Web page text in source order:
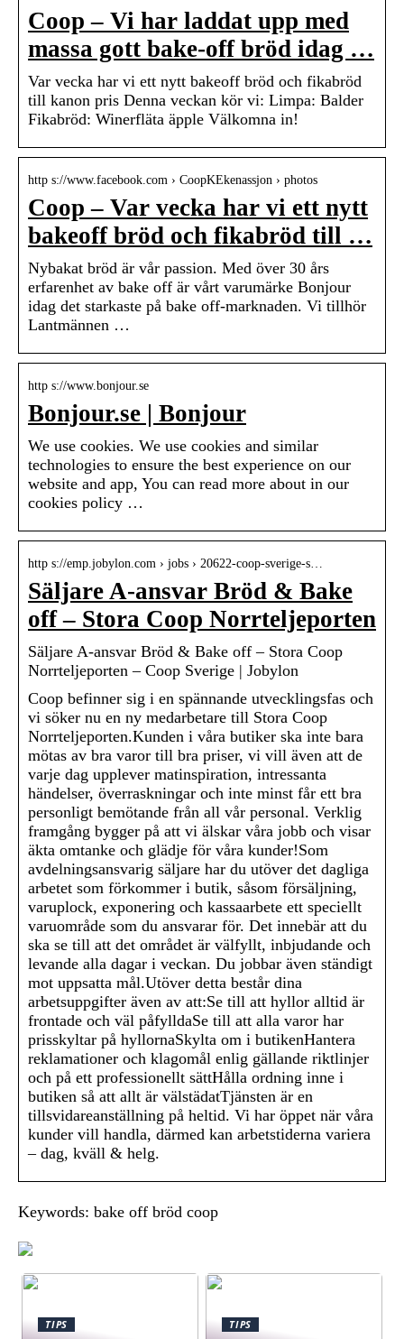
Coop – Vi har laddat upp med
massa gott bake-off bröd idag …
Var vecka har vi ett nytt bakeoff bröd och fikabröd
till kanon pris Denna veckan kör vi: Limpa: Balder
Fikabröd: Winerfläta äpple Välkomna in!
http s://www.facebook.com › CoopKEkenassjon › photos
Coop – Var vecka har vi ett nytt
bakeoff bröd och fikabröd till …
Nybakat bröd är vår passion. Med över 30 års
erfarenhet av bake off är vårt varumärke Bonjour
idag det starkaste på bake off-marknaden. Vi tillhör
Lantmännen …
http s://www.bonjour.se
Bonjour.se | Bonjour
We use cookies. We use cookies and similar
technologies to ensure the best experience on our
website and app, You can read more about in our
cookies policy …
http s://emp.jobylon.com › jobs › 20622-coop-sverige-s…
Säljare A-ansvar Bröd & Bake
off – Stora Coop Norrteljeporten
Säljare A-ansvar Bröd & Bake off – Stora Coop
Norrteljeporten – Coop Sverige | Jobylon
Coop befinner sig i en spännande utvecklingsfas och
vi söker nu en ny medarbetare till Stora Coop
Norrteljeporten.Kunden i våra butiker ska inte bara
mötas av bra varor till bra priser, vi vill även att de
varje dag upplever matinspiration, intressanta
händelser, överraskningar och inte minst får ett bra
personligt bemötande från all vår personal. Verklig
framgång bygger på att vi älskar våra jobb och visar
äkta omtanke och glädje för våra kunder!Som
avdelningsansvarig säljare har du utöver det dagliga
arbetet som förkommer i butik, såsom försäljning,
varuplock, exponering och kassaarbete ett speciellt
varuområde som du ansvarar för. Det innebär att du
ska se till att det området är välfyllt, inbjudande och
levande alla dagar i veckan. Du jobbar även ständigt
mot uppsatta mål.Utöver detta består dina
arbetsuppgifter även av att:Se till att hyllor alltid är
frontade och väl påfylldaSe till att alla varor har
prisskyltar på hyllornaSkylta om i butikenHantera
reklamationer och klagomål enlig gällande riktlinjer
och på ett professionellt sättHålla ordning inne i
butiken så att allt är välstädatTjänsten är en
tillsvidareanställning på heltid. Vi har öppet när våra
kunder vill handla, därmed kan arbetstiderna variera
– dag, kväll & helg.
Keywords: bake off bröd coop
TIPS TIPS